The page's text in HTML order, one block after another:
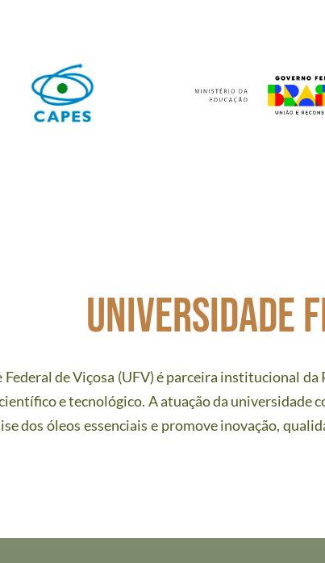
universidade
de Viçosa (UFV) é parceira institucional
e tecnológico. A atuação da universidade
dos óleos essenciais e promove inovação,